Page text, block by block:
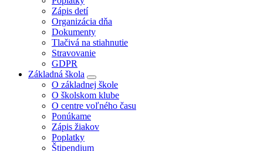
Zápis detí
Organizácia dňa
Dokumenty
Tlačivá na stiahnutie
Stravovanie
GDPR
Základná škola
O základnej škole
O školskom klube
O centre voľného času
Ponúkame
Zápis žiakov
Poplatky
Štipendium